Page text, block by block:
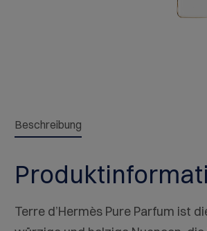
Beschreibung
Terre d’Hermès Pure Parfum ist